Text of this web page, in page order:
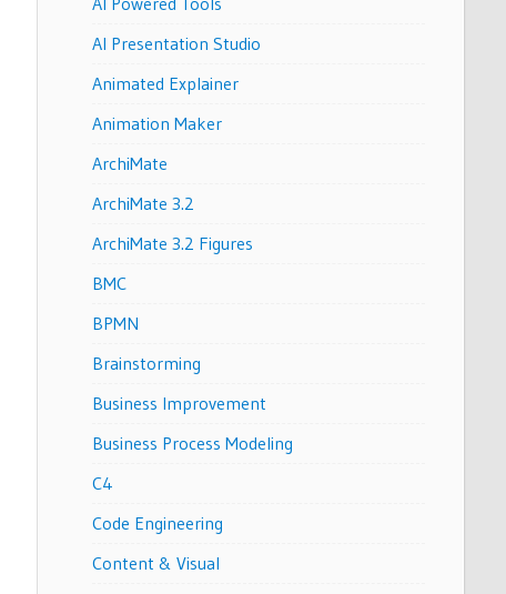
AI Presentation Studio
Animated Explainer
Animation Maker
ArchiMate
ArchiMate 3.2
ArchiMate 3.2 Figures
BMC
BPMN
Brainstorming
Business Improvement
Business Process Modeling
C4
Code Engineering
Content & Visual